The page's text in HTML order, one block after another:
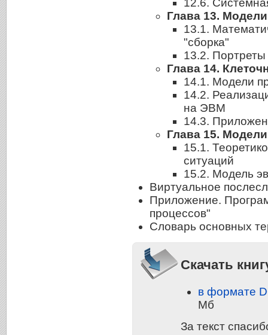
12.6.
Глава 13.
13.1.
"сборка"
13.2. Портреты
Глава 14.
14.1. Модели
14.2.
на ЭВМ
14.3.
Глава 15.
15.1.
ситуаций
15.2. Модель
Виртуальное
Приложение.
процессов"
Словарь основных
Скачать
в формате
Мб
За текст